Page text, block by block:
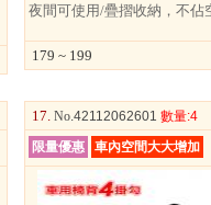
夜間可使用/疊摺收納，不佔
179 ~ 199
17. No.42112062601 數量:4
限量優惠
車內空間大大增加